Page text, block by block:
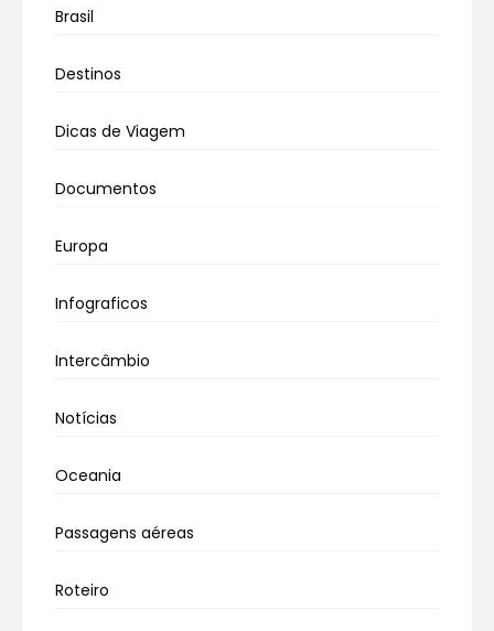
Brasil
Destinos
Dicas de Viagem
Documentos
Europa
Infograficos
Intercâmbio
Notícias
Oceania
Passagens aéreas
Roteiro